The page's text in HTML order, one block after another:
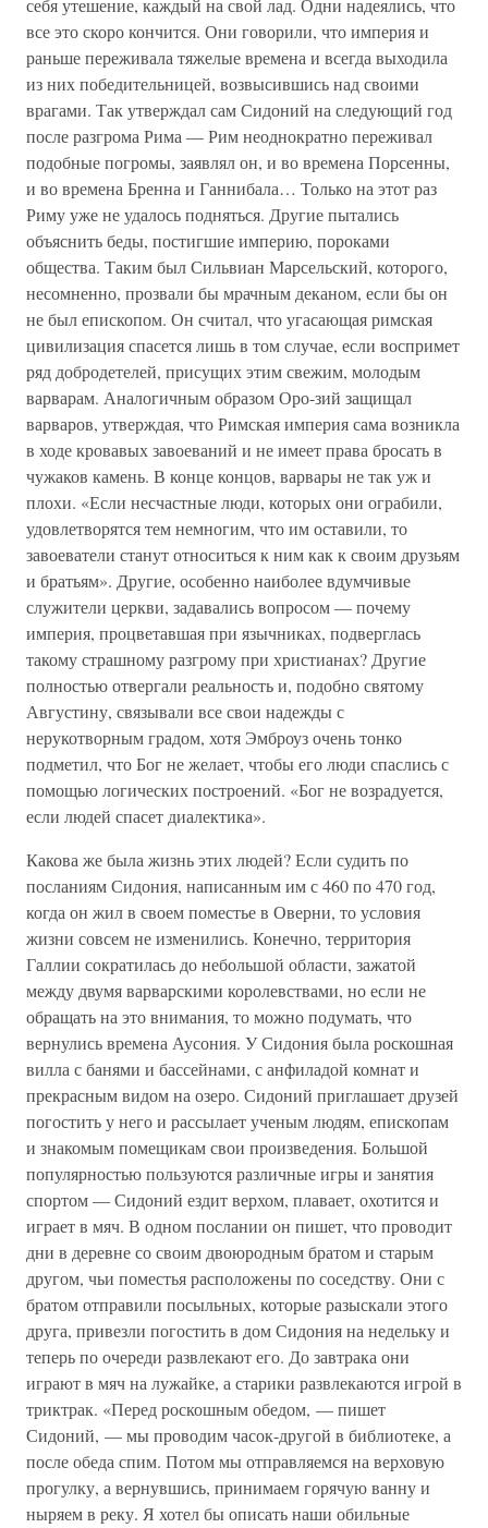
себя утешение, каждый на свой лад. Одни надеялись, что
все это скоро кончится. Они говорили, что империя и
раньше переживала тяжелые времена и всегда выходила
из них победительницей, возвысившись над своими
врагами. Так утверждал сам Сидоний на следующий год
после разгрома Рима — Рим неоднократно переживал
подобные погромы, заявлял он, и во времена Порсенны,
и во времена Бренна и Ганнибала… Только на этот раз
Риму уже не удалось подняться. Другие пытались
объяснить беды, постигшие империю, пороками
общества. Таким был Сильвиан Марсельский, которого,
несомненно, прозвали бы мрачным деканом, если бы он
не был епископом. Он считал, что угасающая римская
цивилизация спасется лишь в том случае, если воспримет
ряд добродетелей, присущих этим свежим, молодым
варварам. Аналогичным образом Оро-зий защищал
варваров, утверждая, что Римская империя сама возникла
в ходе кровавых завоеваний и не имеет права бросать в
чужаков камень. В конце концов, варвары не так уж и
плохи. «Если несчастные люди, которых они ограбили,
удовлетворятся тем немногим, что им оставили, то
завоеватели станут относиться к ним как к своим друзьям
и братьям». Другие, особенно наиболее вдумчивые
служители церкви, задавались вопросом — почему
империя, процветавшая при язычниках, подверглась
такому страшному разгрому при христианах? Другие
полностью отвергали реальность и, подобно святому
Августину, связывали все свои надежды с
нерукотворным градом, хотя Эмброуз очень тонко
подметил, что Бог не желает, чтобы его люди спаслись с
помощью логических построений. «Бог не возрадуется,
если людей спасет диалектика».
Какова же была жизнь этих людей? Если судить по
посланиям Сидония, написанным им с 460 по 470 год,
когда он жил в своем поместье в Оверни, то условия
жизни совсем не изменились. Конечно, территория
Галлии сократилась до небольшой области, зажатой
между двумя варварскими королевствами, но если не
обращать на это внимания, то можно подумать, что
вернулись времена Аусония. У Сидония была роскошная
вилла с банями и бассейнами, с анфиладой комнат и
прекрасным видом на озеро. Сидоний приглашает друзей
погостить у него и рассылает ученым людям, епископам
и знакомым помещикам свои произведения. Большой
популярностью пользуются различные игры и занятия
спортом — Сидоний ездит верхом, плавает, охотится и
играет в мяч. В одном послании он пишет, что проводит
дни в деревне со своим двоюродным братом и старым
другом, чьи поместья расположены по соседству. Они с
братом отправили посыльных, которые разыскали этого
друга, привезли погостить в дом Сидония на недельку и
теперь по очереди развлекают его. До завтрака они
играют в мяч на лужайке, а старики развлекаются игрой в
триктрак. «Перед роскошным обедом, — пишет
Сидоний, — мы проводим часок-другой в библиотеке, а
после обеда спим. Потом мы отправляемся на верховую
прогулку, а вернувшись, принимаем горячую ванну и
ныряем в реку. Я хотел бы описать наши обильные